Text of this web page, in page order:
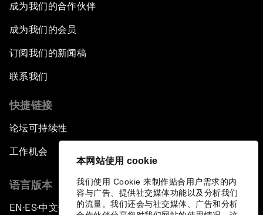
本网站使用 cookie
我们使用 Cookie 来制作贴合用户需求的内
容与广告、提供社交媒体功能以及分析我们
的流量。我们还会与社交媒体、广告和分析
成为我们的合作伙伴
成为我们的会员
订阅我们的新闻稿
联系我们
快捷链接
论坛可持续性
工作机会
语言版本
EN ▪ ES▪中文▪ 日本語